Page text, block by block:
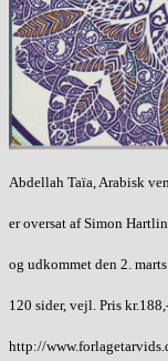
Abdellah Taïa, Arabisk
er oversat af Simon
og udkommet den 2.
120 sider, vejl. Pris
http://